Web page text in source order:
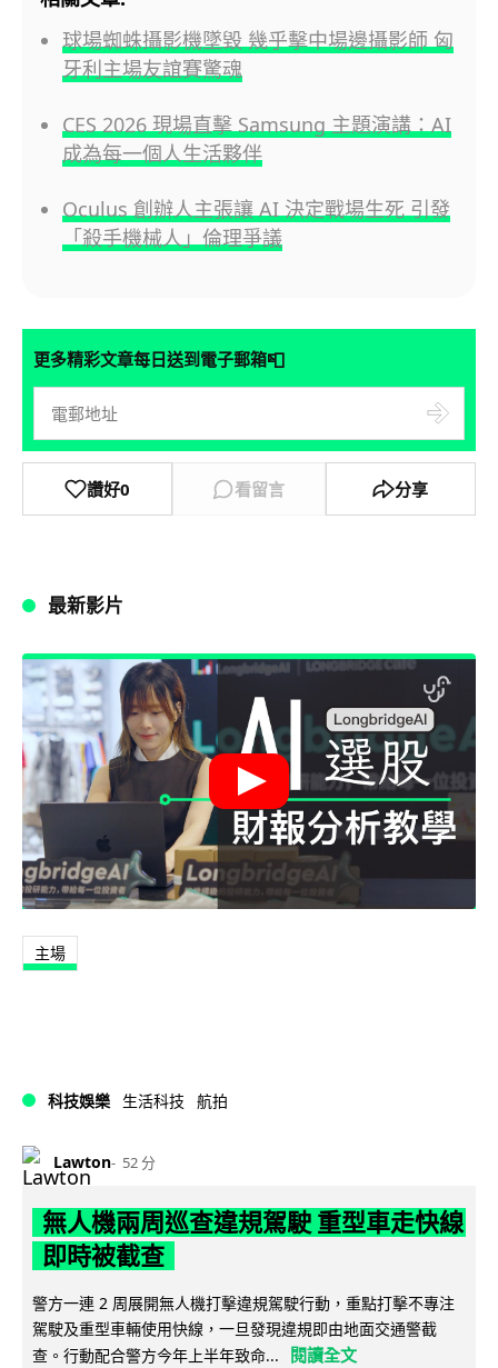
球場蜘蛛攝影機墜毀 幾乎擊中場邊攝影師 匈
牙利主場友誼賽驚魂
CES 2026 現場直擊 Samsung 主題演講：AI
成為每一個人生活夥伴
Oculus 創辦人主張讓 AI 決定戰場生死 引發
「殺手機械人」倫理爭議
更多精彩文章每日送到電子郵箱📮
讚好0 看留言 分享
最新影片
主場
科技娛樂 生活科技 航拍
Lawton 52 分
無人機兩周巡查違規駕駛 重型車走快線
即時被截查
警方一連 2 周展開無人機打擊違規駕駛行動，重點打擊不專注
駕駛及重型車輛使用快線，一旦發現違規即由地面交通警截
查。行動配合警方今年上半年致命...
閱讀全文